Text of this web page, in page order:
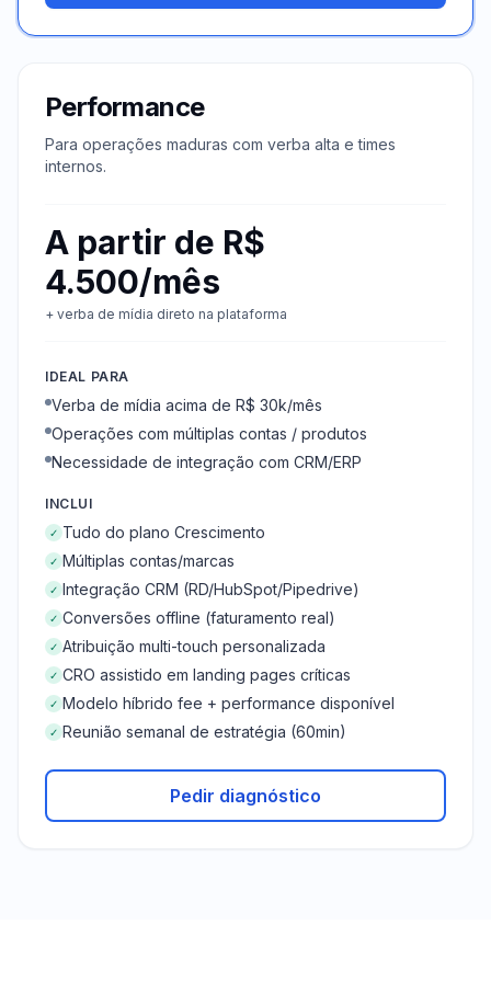
Performance
Para operações maduras com verba alta e times
internos.
A partir de R$
4.500/mês
+ verba de mídia direto na plataforma
IDEAL PARA
Verba de mídia acima de R$ 30k/mês
Operações com múltiplas contas / produtos
Necessidade de integração com CRM/ERP
INCLUI
✓ Tudo do plano Crescimento
✓ Múltiplas contas/marcas
✓ Integração CRM (RD/HubSpot/Pipedrive)
✓ Conversões offline (faturamento real)
✓ Atribuição multi-touch personalizada
✓ CRO assistido em landing pages críticas
✓ Modelo híbrido fee + performance disponível
✓ Reunião semanal de estratégia (60min)
Pedir diagnóstico